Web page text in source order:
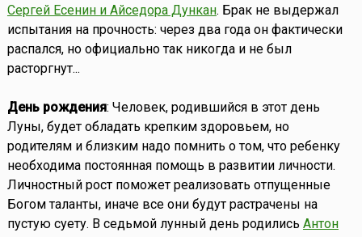
Сергей Есенин и Айседора Дункан. Брак не выдержал
испытания на прочность: через два года он фактически
распался, но официально так никогда и не был
расторгнут...
День рождения: Человек, родившийся в этот день
Луны, будет обладать крепким здоровьем, но
родителям и близким надо помнить о том, что ребенку
необходима постоянная помощь в развитии личности.
Личностный рост поможет реализовать отпущенные
Богом таланты, иначе все они будут растрачены на
пустую суету. В седьмой лунный день родились Антон